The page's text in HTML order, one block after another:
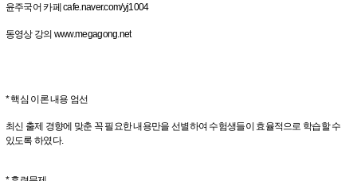
윤주국어 카페 cafe.naver.com/yj1004
동영상 강의 www.megagong.net
* 핵심 이론 내용 엄선
최신 출제 경향에 맞춘 꼭 필요한 내용만을 선별하여 수험생들이 효율적으로 학습할 수
있도록 하였다.